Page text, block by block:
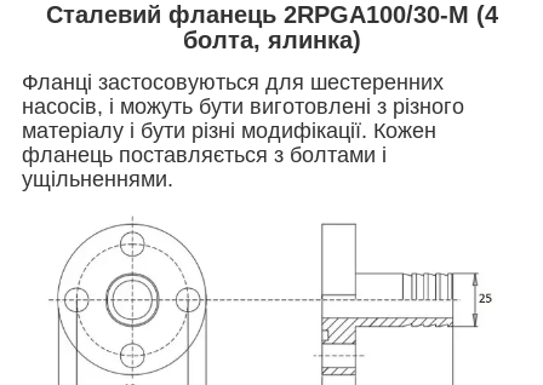
Сталевий фланець 2RPGA100/30-M (4
болта, ялинка)
Фланці застосовуються для шестеренних
насосів, і можуть бути виготовлені з різного
матеріалу і бути різні модифікації. Кожен
фланець поставляється з болтами і
ущільненнями.